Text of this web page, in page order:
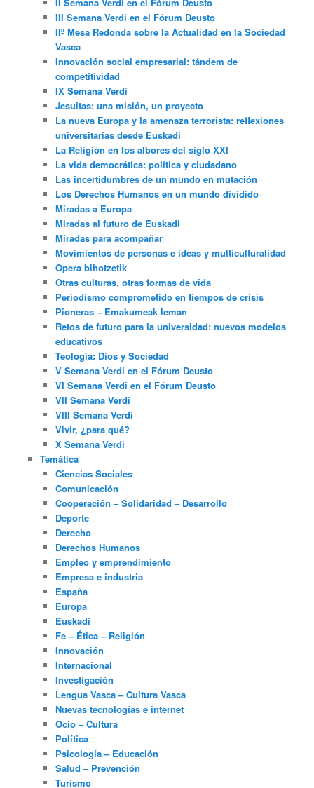
III Semana Verdi en el Fórum Deusto
IIº Mesa Redonda sobre la Actualidad en la Sociedad
Vasca
Innovación social empresarial: tándem de
competitividad
IX Semana Verdi
Jesuitas: una misión, un proyecto
La nueva Europa y la amenaza terrorista: reflexiones
universitarias desde Euskadi
La Religión en los albores del siglo XXI
La vida democrática: política y ciudadano
Las incertidumbres de un mundo en mutación
Los Derechos Humanos en un mundo dividido
Miradas a Europa
Miradas al futuro de Euskadi
Miradas para acompañar
Movimientos de personas e ideas y multiculturalidad
Opera bihotzetik
Otras culturas, otras formas de vida
Periodismo comprometido en tiempos de crisis
Pioneras – Emakumeak leman
Retos de futuro para la universidad: nuevos modelos
educativos
Teología: Dios y Sociedad
V Semana Verdi en el Fórum Deusto
VI Semana Verdi en el Fórum Deusto
VII Semana Verdi
VIII Semana Verdi
Vivir, ¿para qué?
X Semana Verdi
Temática
Ciencias Sociales
Comunicación
Cooperación – Solidaridad – Desarrollo
Deporte
Derecho
Derechos Humanos
Empleo y emprendimiento
Empresa e industria
España
Europa
Euskadi
Fe – Ética – Religión
Innovación
Internacional
Investigación
Lengua Vasca – Cultura Vasca
Nuevas tecnologías e internet
Ocio – Cultura
Política
Psicología – Educación
Salud – Prevención
Turismo